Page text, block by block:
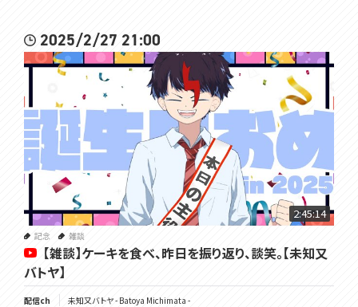
2025/2/27 21:00
2:45:14
記念 雑談
【雑談】ケーキを食べ、昨日を振り返り、談笑。【未知又
バトヤ】
配信ch 未知又バトヤ - Batoya Michimata -